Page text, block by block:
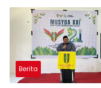
Taiwan
Berita